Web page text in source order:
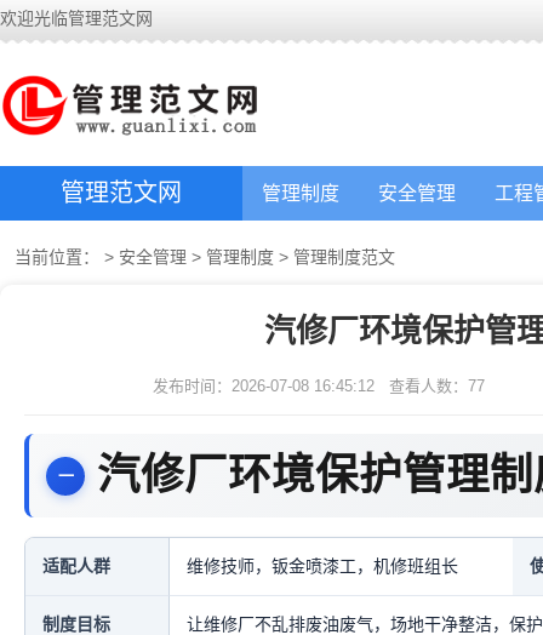
欢迎光临管理范文网
管理范文网 管理制度 安全管理 工程
当前位置： > 安全管理 > 管理制度 > 管理制度范文
汽修厂环境保护管
发布时间：2026-07-08 16:45:12 查看人数： 77
汽修厂环境保护管理制
适配人群 维修技师，钣金喷漆工，机修班组长
制度目标 让维修厂不乱排废油废气，场地干净整洁，保